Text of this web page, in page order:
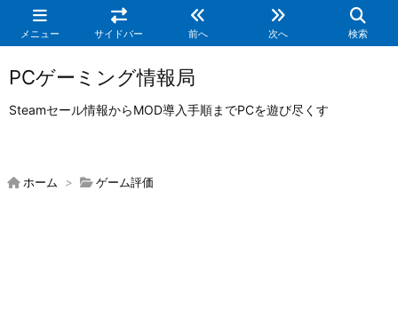
メニュー サイドバー 前へ 次へ 検索
PCゲーミング情報局
Steamセール情報からMOD導入手順までPCを遊び尽くす
ホーム > ゲーム評価